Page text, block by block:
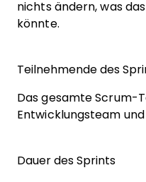
nichts ändern, was
könnte.
Teilnehmende des
Das gesamte Scrum-
Entwicklungsteam
Dauer des Sprints